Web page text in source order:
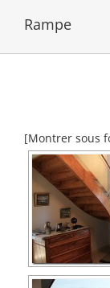
Rampe
[Montrer sous